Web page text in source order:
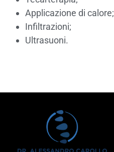
Applicazione di calore;
Infiltrazioni;
Ultrasuoni.